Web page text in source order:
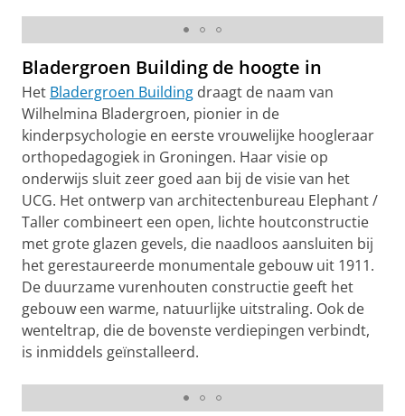
Bladergroen Building de hoogte in
Het Bladergroen Building draagt de naam van
Wilhelmina Bladergroen, pionier in de
kinderpsychologie en eerste vrouwelijke hoogleraar
orthopedagogiek in Groningen. Haar visie op
onderwijs sluit zeer goed aan bij de visie van het
UCG. Het ontwerp van architectenbureau Elephant /
Taller combineert een open, lichte houtconstructie
met grote glazen gevels, die naadloos aansluiten bij
het gerestaureerde monumentale gebouw uit 1911.
De duurzame vurenhouten constructie geeft het
gebouw een warme, natuurlijke uitstraling. Ook de
wenteltrap, die de bovenste verdiepingen verbindt,
is inmiddels geïnstalleerd.